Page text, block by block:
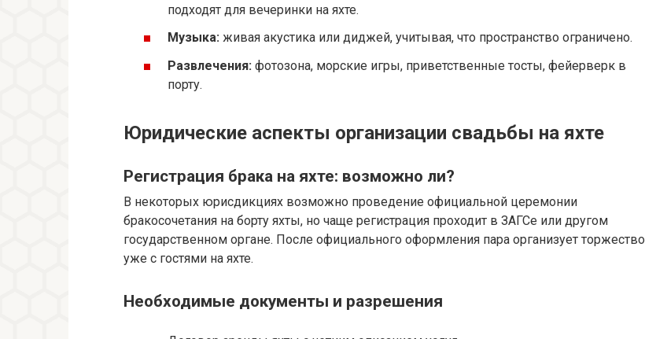
подходят для вечеринки на яхте.
Музыка: живая акустика или диджей, учитывая, что пространство ограничено.
Развлечения: фотозона, морские игры, приветственные тосты, фейерверк в
порту.
Юридические аспекты организации свадьбы на яхте
Регистрация брака на яхте: возможно ли?
В некоторых юрисдикциях возможно проведение официальной церемонии
бракосочетания на борту яхты, но чаще регистрация проходит в ЗАГСе или другом
государственном органе. После официального оформления пара организует торжество
уже с гостями на яхте.
Необходимые документы и разрешения